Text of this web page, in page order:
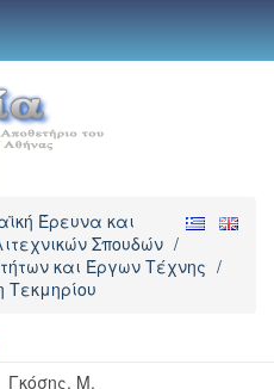
Έρευνα και
Σπουδών /
και Έργων Τέχνης /
Γκόσης, Μ.